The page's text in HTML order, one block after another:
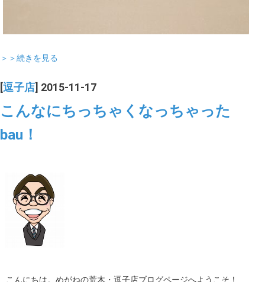
＞＞続きを見る
逗子店 ] 2015-11-17
こんなにちっちゃくなっちゃった
bau！
こんにちは。めがねの荒木・逗子店ブログページへようこそ！